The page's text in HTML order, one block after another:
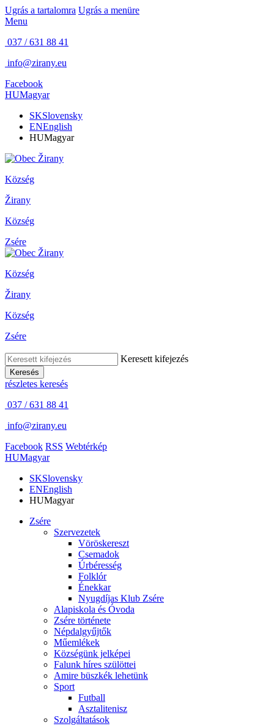
Ugrás a tartalomra Ugrás a menüre
Menu
037 / 631 88 41
info@zirany.eu
Facebook
HUMagyar
SKSlovensky
ENEnglish
HUMagyar
Község
Žirany
Község
Zsére
Község
Žirany
Község
Zsére
Keresett kifejezés
Keresés
részletes keresés
037 / 631 88 41
info@zirany.eu
Facebook RSS Webtérkép
HUMagyar
SKSlovensky
ENEnglish
HUMagyar
Zsére
Szervezetek
Vöröskereszt
Csemadok
Úrbéresség
Folklór
Énekkar
Nyugdíjas Klub Zsére
Alapiskola és Óvoda
Zsére története
Népdalgyűjtők
Műemlékek
Községünk jelképei
Falunk híres szülöttei
Amire büszkék lehetünk
Sport
Futball
Asztalitenisz
Szolgáltatások